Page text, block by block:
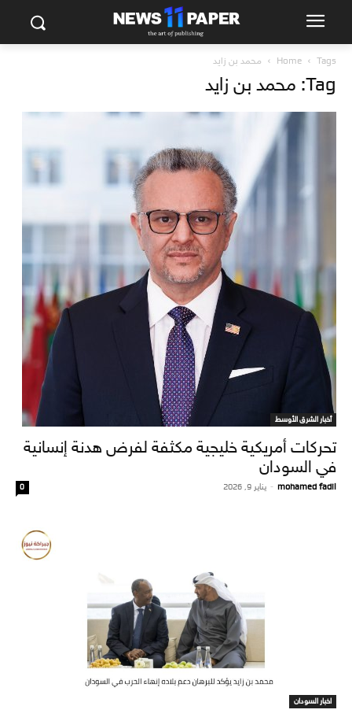
Home Tags محمد بن زايد
Tag: محمد بن زايد
أخبار الشرق الأوسط
تحركات أمريكية خليجية مكثفة لفرض هدنة إنسانية
في السودان
mohamed fadil
- يناير 9, 2026 0
اخبار السودان